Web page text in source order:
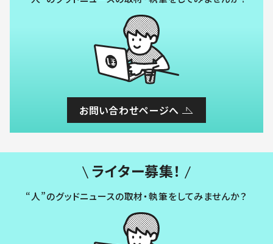
お問い合わせページへ
ライター募集！
“人”のグッドニュースの取材・執筆をしてみませんか？